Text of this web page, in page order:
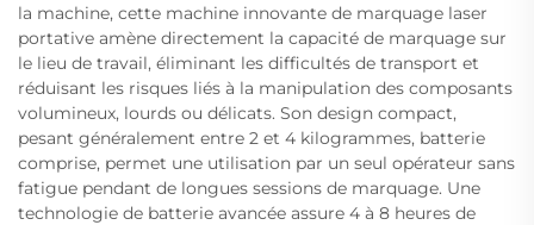
la machine, cette machine innovante de marquage laser
portative amène directement la capacité de marquage sur
le lieu de travail, éliminant les difficultés de transport et
réduisant les risques liés à la manipulation des composants
volumineux, lourds ou délicats. Son design compact,
pesant généralement entre 2 et 4 kilogrammes, batterie
comprise, permet une utilisation par un seul opérateur sans
fatigue pendant de longues sessions de marquage. Une
technologie de batterie avancée assure 4 à 8 heures de